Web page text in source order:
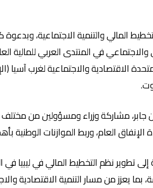
المالي والتنمية الاجتماعية،
في المنتدى العربي للمالية
الاقتصادية والاجتماعية لغرب آسيا
جابر، مشاركة وزراء ومسؤولين من
العام، وربط الموازنات الوطنية
نظم التخطيط المالي في ليبيا في
يعزز من مسار التنمية الاقتصادية